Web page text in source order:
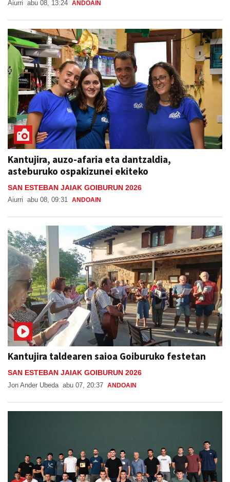
Aiurri abu 08, 13:24 ANDOAIN
Kantujira, auzo-afaria eta dantzaldia,
asteburuko ospakizunei ekiteko
SAN ESTEBAN JAIAK GOIBURUN 2026
Aiurri abu 08, 09:31 ANDOAIN
Kantujira taldearen saioa Goiburuko festetan
SAN ESTEBAN JAIAK GOIBURUN 2026
Jon Ander Ubeda abu 07, 20:37 ANDOAIN